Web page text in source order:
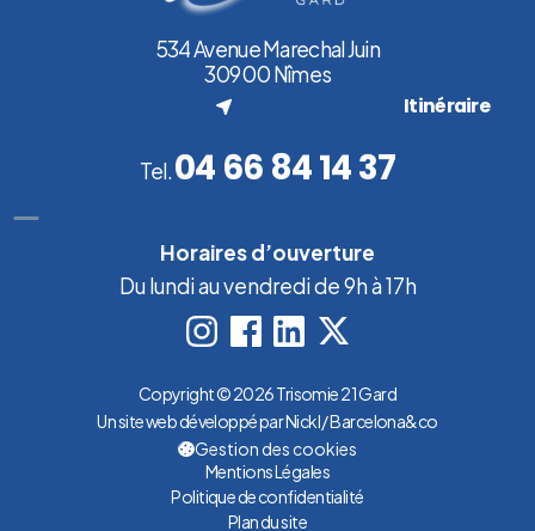
534 Avenue Marechal Juin
30900 Nîmes
Itinéraire
Tel.04 66 84 14 37
Horaires d’ouverture
Du lundi au vendredi de 9h à 17h
Copyright © 2026 Trisomie 21 Gard
Un site web développé par Nickl / Barcelona&co
(nouvel onglet)
Gestion des cookies
Mentions Légales
Politique de confidentialité
Plan du site